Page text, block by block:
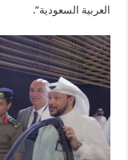
العربية السعودية”.